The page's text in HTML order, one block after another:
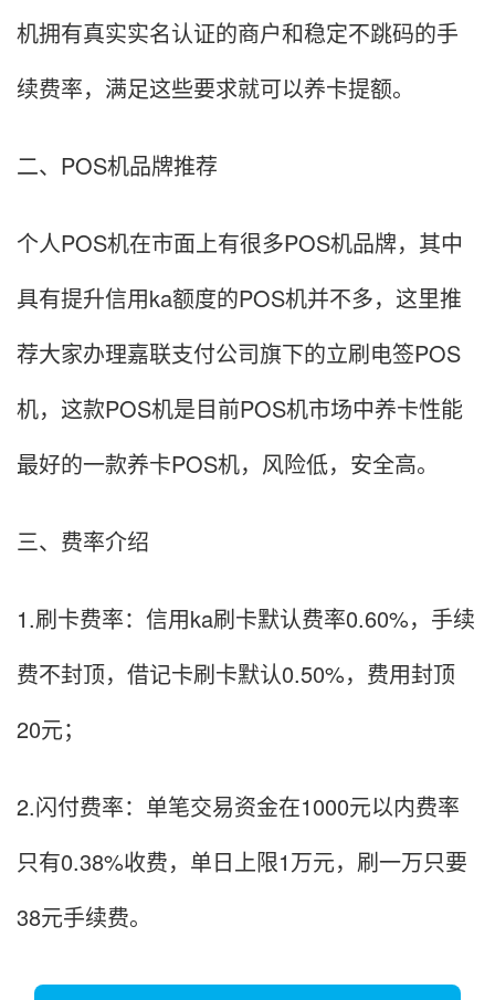
机拥有真实实名认证的商户和稳定不跳码的手
续费率，满足这些要求就可以养卡提额。
二、POS机品牌推荐
个人POS机在市面上有很多POS机品牌，其中
具有提升信用ka额度的POS机并不多，这里推
荐大家办理嘉联支付公司旗下的立刷电签POS
机，这款POS机是目前POS机市场中养卡性能
最好的一款养卡POS机，风险低，安全高。
三、费率介绍
1.刷卡费率：信用ka刷卡默认费率0.60%，手续
费不封顶，借记卡刷卡默认0.50%，费用封顶
20元；
2.闪付费率：单笔交易资金在1000元以内费率
只有0.38%收费，单日上限1万元，刷一万只要
38元手续费。